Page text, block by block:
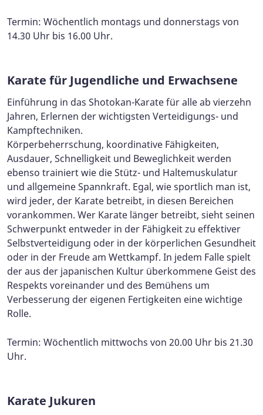
Termin: Wöchentlich montags und donnerstags von
14.30 Uhr bis 16.00 Uhr.
Karate für Jugendliche und Erwachsene
Einführung in das Shotokan-Karate für alle ab vierzehn
Jahren, Erlernen der wichtigsten Verteidigungs- und
Kampftechniken.
Körperbeherrschung, koordinative Fähigkeiten,
Ausdauer, Schnelligkeit und Beweglichkeit werden
ebenso trainiert wie die Stütz- und Haltemuskulatur
und allgemeine Spannkraft. Egal, wie sportlich man ist,
wird jeder, der Karate betreibt, in diesen Bereichen
vorankommen. Wer Karate länger betreibt, sieht seinen
Schwerpunkt entweder in der Fähigkeit zu effektiver
Selbstverteidigung oder in der körperlichen Gesundheit
oder in der Freude am Wettkampf. In jedem Falle spielt
der aus der japanischen Kultur überkommene Geist des
Respekts voreinander und des Bemühens um
Verbesserung der eigenen Fertigkeiten eine wichtige
Rolle.
Termin: Wöchentlich mittwochs von 20.00 Uhr bis 21.30
Uhr.
Karate Jukuren